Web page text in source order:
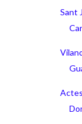
Sant